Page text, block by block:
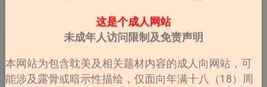
这是个成人网站
未成年人访问限制及免责声明
本网站为包含耽美及相关题材内容的成人向网站，可
能涉及露骨或暗示性描绘，仅面向年满十八（18）周